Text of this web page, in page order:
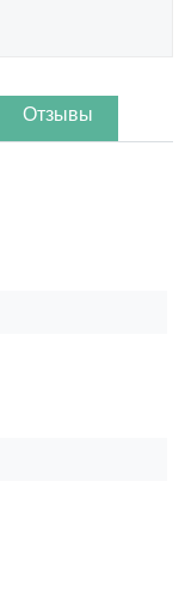
Отзывы